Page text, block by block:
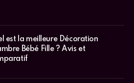
est la meilleure Décoration
Bébé Fille ? Avis et